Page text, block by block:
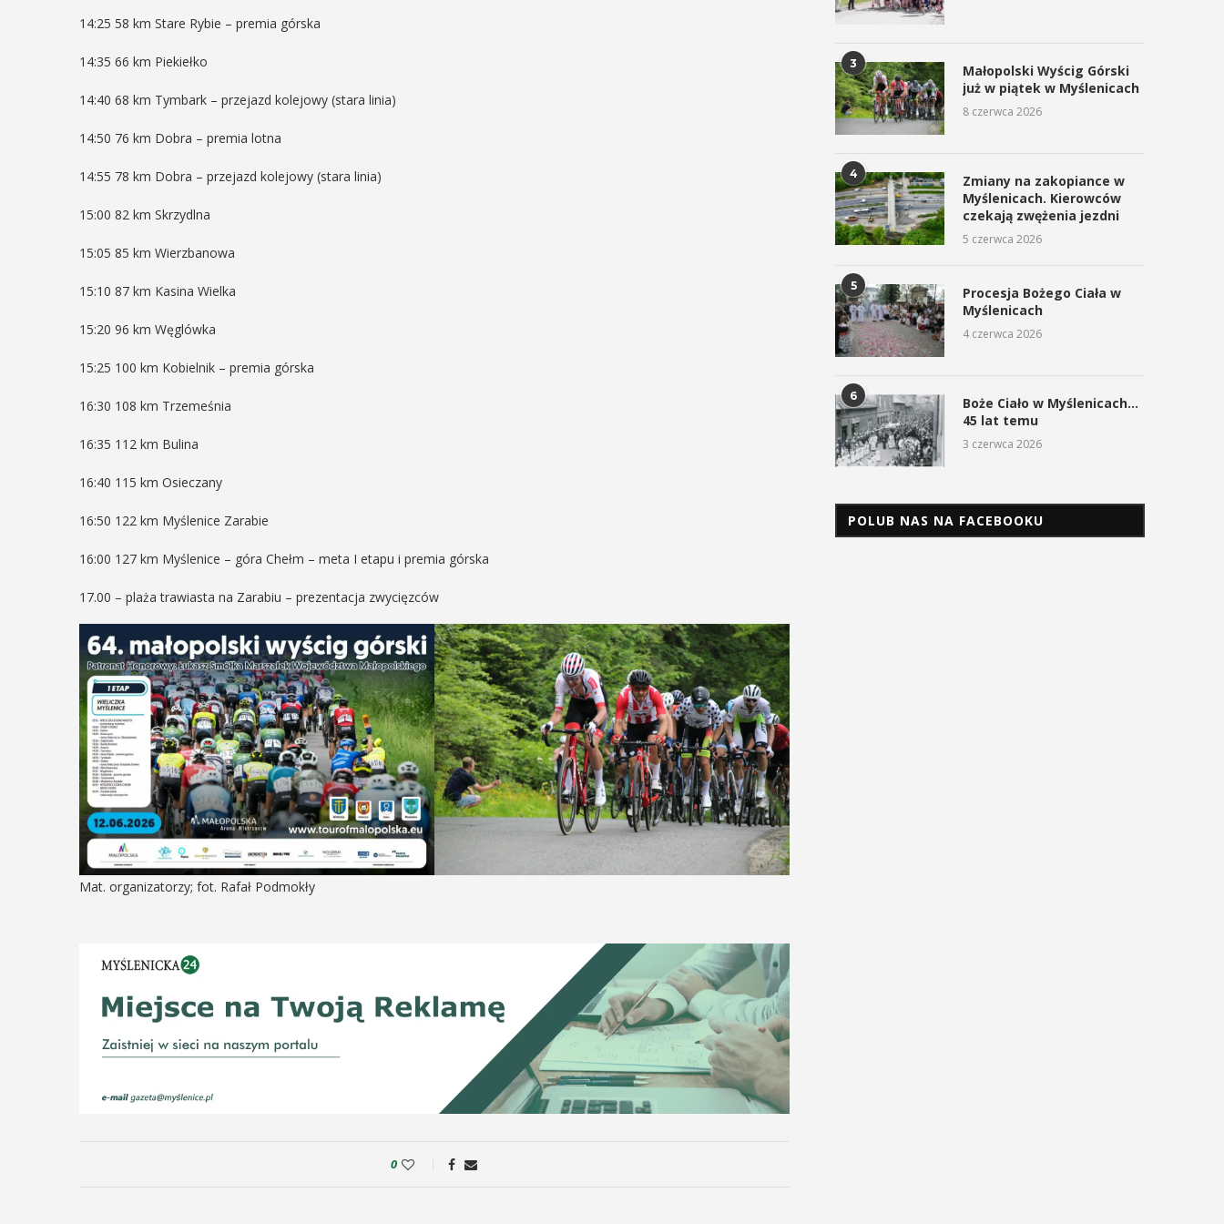
14:25 58 km Stare Rybie – premia górska
14:35 66 km Piekiełko
14:40 68 km Tymbark – przejazd kolejowy (stara linia)
14:50 76 km Dobra – premia lotna
14:55 78 km Dobra – przejazd kolejowy (stara linia)
15:00 82 km Skrzydlna
15:05 85 km Wierzbanowa
15:10 87 km Kasina Wielka
15:20 96 km Węglówka
15:25 100 km Kobielnik – premia górska
16:30 108 km Trzemeśnia
16:35 112 km Bulina
16:40 115 km Osieczany
16:50 122 km Myślenice Zarabie
16:00 127 km Myślenice – góra Chełm – meta I etapu i premia górska
17.00 – plaża trawiasta na Zarabiu – prezentacja zwycięzców
Mat. organizatorzy; fot. Rafał Podmokły
0
3
Małopolski Wyścig Górski
już w piątek w Myślenicach
8 czerwca 2026
4
Zmiany na zakopiance w
Myślenicach. Kierowców
czekają zwężenia jezdni
5 czerwca 2026
5
Procesja Bożego Ciała w
Myślenicach
4 czerwca 2026
6
Boże Ciało w Myślenicach…
45 lat temu
3 czerwca 2026
POLUB NAS NA FACEBOOKU